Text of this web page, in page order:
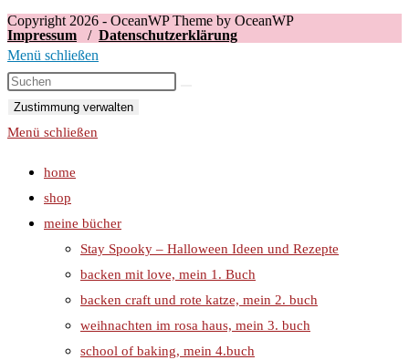
Copyright 2026 - OceanWP Theme by OceanWP
Impressum / Datenschutzerklärung
Menü schließen
Zustimmung verwalten
Menü schließen
home
shop
meine bücher
Stay Spooky – Halloween Ideen und Rezepte
backen mit love, mein 1. Buch
backen craft und rote katze, mein 2. buch
weihnachten im rosa haus, mein 3. buch
school of baking, mein 4.buch